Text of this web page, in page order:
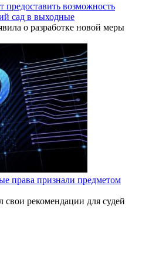
возможность
сад в выходные
о разработке новой меры
права признали предметом
рекомендации для судей